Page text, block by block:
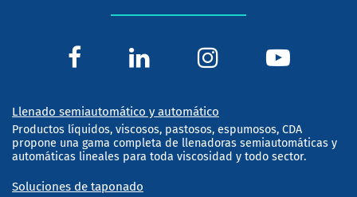
Llenado semiautomático y automático
Productos líquidos, viscosos, pastosos, espumosos, CDA
propone una gama completa de llenadoras semiautomáticas y
automáticas lineales para toda viscosidad y todo sector.
Soluciones de taponado